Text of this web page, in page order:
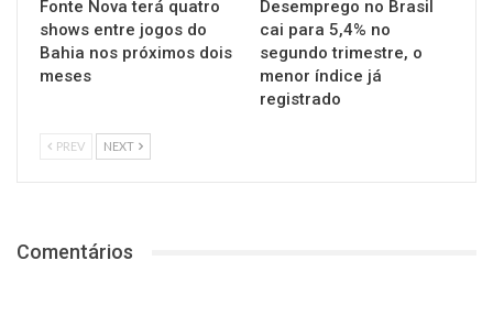
Fonte Nova terá quatro
shows entre jogos do
Bahia nos próximos dois
meses
Desemprego no Brasil
cai para 5,4% no
segundo trimestre, o
menor índice já
registrado
PREV NEXT
Comentários